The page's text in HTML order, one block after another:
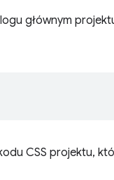
głównym
CSS projektu,